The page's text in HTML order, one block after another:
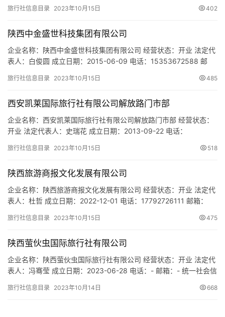
91610112MA6W6PU76R 注册地址：陕西省西安市未央区未央路
游客提供宣传、咨询…
旅行社信息目录 2023年10月15日 402
陕西中金盛世科技集团有限公司
企业名称：陕西中金盛世科技集团有限公司 经营状态：开业 法定代
表人：白俊圆 成立日期：2015-06-09 电话：15353672588 邮
916101323338173185 注册地址：陕西省西安市未央区太华路与
范围：一般项…
旅行社信息目录 2023年10月15日 485
西安凯莱国际旅行社有限公司解放路门市部
企业名称：西安凯莱国际旅行社有限公司解放路门市部 经营状态：
开业 法定代表人：史瑞花 成立日期：2013-09-22 电话：
91610102MA6U2TXC3M 注册地址：西安市新城区解放路280号富
徕游客提供咨询、宣传…
旅行社信息目录 2023年10月15日 518
陕西旅游商报文化发展有限公司
企业名称：陕西旅游商报文化发展有限公司 经营状态：开业 法定代
表人：杜哲 成立日期：2022-12-01 电话：17792726111 邮箱：
注册地址：陕西省西安市经济技术开发区北二环西段农资大厦12楼
旅行社信息目录 2023年10月15日 475
陕西萤伙虫国际旅行社有限公司
企业名称：陕西萤伙虫国际旅行社有限公司 经营状态：开业 法定代
表人：冯骞莹 成立日期：2023-06-28 电话：- 邮箱：- 统一社会信
常春二路浪琴湾小区8栋2单元1层20102室 网址：- 经营范围：一般
旅行社信息目录 2023年10月14日 668